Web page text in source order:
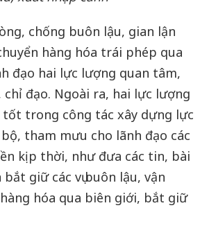
chống buôn lậu, gian lận
hàng hóa trái phép qua
đạo hai lực lượng quan tâm,
đạo. Ngoài ra, hai lực lượng
trong công tác xây dựng lực
tham mưu cho lãnh đạo các
kịp thời, như đưa các tin, bài
giữ các vụ buôn lậu, vận
hóa qua biên giới, bắt giữ